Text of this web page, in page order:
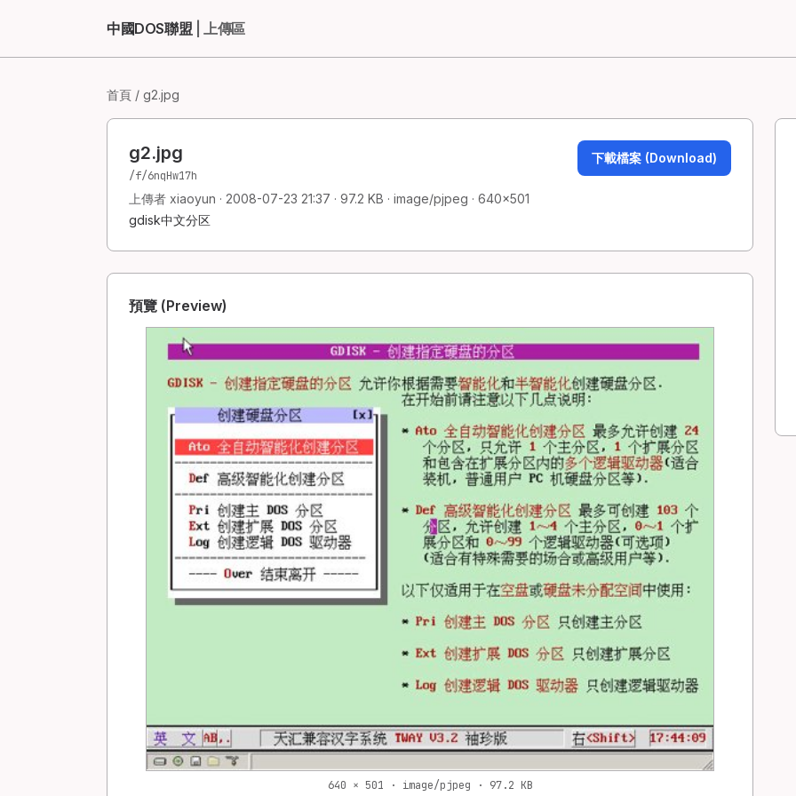
中國DOS聯盟 | 上傳區
首頁 / g2.jpg
g2.jpg
/f/6nqHw17h
上傳者 xiaoyun · 2008-07-23 21:37 · 97.2 KB · image/pjpeg · 640×501
gdisk中文分区
下載檔案 (Download)
預覽 (Preview)
640 × 501 · image/pjpeg · 97.2 KB